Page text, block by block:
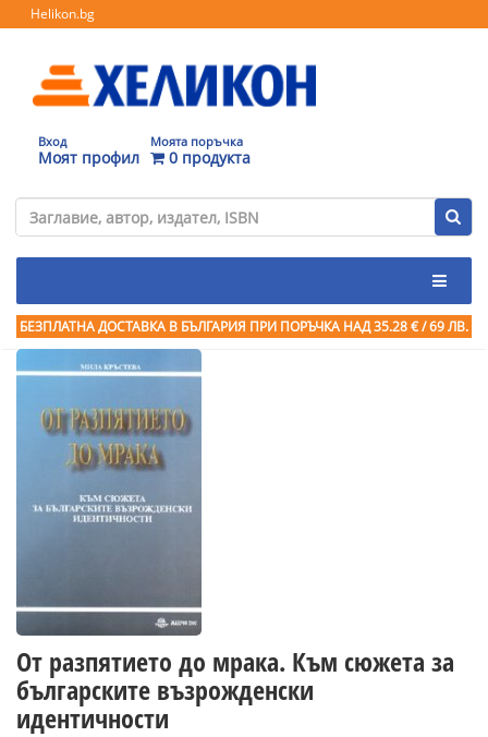
Helikon.bg
Вход
Моят профил
Моята поръчка
0 продукта
БЕЗПЛАТНА ДОСТАВКА В БЪЛГАРИЯ ПРИ ПОРЪЧКА НАД 35.28 € / 69 ЛВ.
От разпятието до мрака. Към сюжета за
българските възрожденски
идентичности